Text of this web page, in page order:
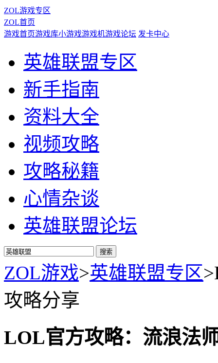
ZOL游戏专区
ZOL首页
游戏首页游戏库小游戏游戏机游戏论坛 发卡中心
英雄联盟专区
新手指南
资料大全
视频攻略
攻略秘籍
心情杂谈
英雄联盟论坛
ZOL游戏>英雄联盟专区>
攻略分享
LOL官方攻略：流浪法